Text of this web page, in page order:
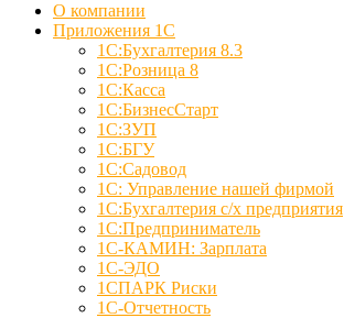
О компании
Приложения 1С
1С:Бухгалтерия 8.3
1С:Розница 8
1С:Касса
1С:БизнесСтарт
1С:ЗУП
1С:БГУ
1С:Садовод
1С: Управление нашей фирмой
1С:Бухгалтерия с/х предприятия
1С:Предприниматель
1С-КАМИН: Зарплата
1С-ЭДО
1СПАРК Риски
1С-Отчетность